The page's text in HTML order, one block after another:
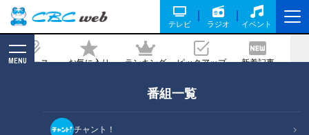
テレビ ラジオ イベント
ニュース お気に入り ランキング ピックアップ 新着記事
MENU
番組一覧
チャント！
説 #4